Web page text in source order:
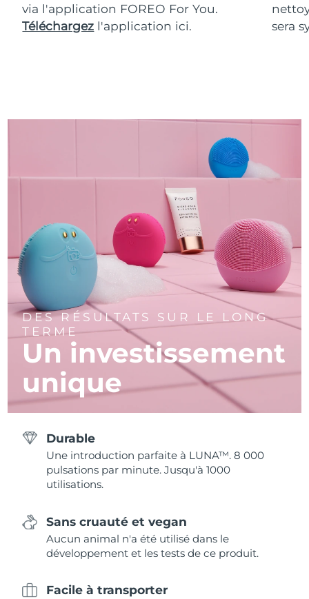
via l'application FOREO For You.
Téléchargez l'application ici.
sera
DES RÉSULTATS SUR LE LONG
TERME
Un investissement
unique
Durable
Une introduction parfaite à LUNA™. 8 000
pulsations par minute. Jusqu'à 1000
utilisations.
Sans cruauté et vegan
Aucun animal n'a été utilisé dans le
développement et les tests de ce produit.
Facile à transporter